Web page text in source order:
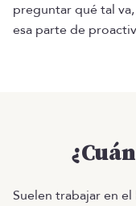
preguntar qué tal
esa parte de
Suelen trabajar en